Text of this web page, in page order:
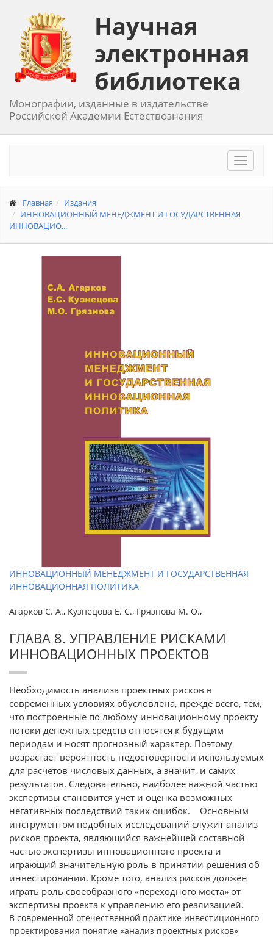
Научная
электронная
библиотека
Монографии, изданные в издательстве
Российской Академии Естествознания
Toggle
Главная
Издания
ИННОВАЦИОННЫЙ МЕНЕДЖМЕНТ И ГОСУДАРСТВЕННАЯ
ИННОВАЦИО...
ИННОВАЦИОННЫЙ МЕНЕДЖМЕНТ И ГОСУДАРСТВЕННАЯ
ИННОВАЦИОННАЯ ПОЛИТИКА
Агарков С. А., Кузнецова Е. С., Грязнова М. О.,
ГЛАВА 8. УПРАВЛЕНИЕ РИСКАМИ
ИННОВАЦИОННЫХ ПРОЕКТОВ
Необходимость анализа проектных рисков в
современных условиях обусловлена, прежде всего, тем,
что построенные по любому инновационному проекту
потоки денежных средств относятся к будущим
периодам и носят прогнозный характер. Поэтому
возрастает вероятность недостоверности используемых
для расчетов числовых данных, а значит, и самих
результатов. Следовательно, наиболее важной частью
экспертизы становится учет и оценка возможных
негативных последствий таких ошибок. Основным
инструментом подобных исследований служит анализ
рисков проекта, являющийся важнейшей составной
частью экспертизы инновационного проекта и
играющий значительную роль в принятии решения об
инвестировании. Кроме того, анализ рисков должен
играть роль своеобразного «переходного моста» от
экспертизы проекта к управлению его реализацией.
В современной отечественной практике инвестиционного
проектирования понятие «анализ проектных рисков»